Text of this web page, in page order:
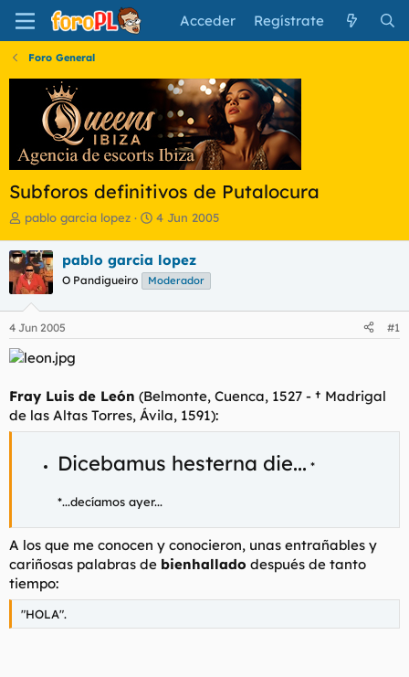
Acceder Regístrate
Foro General
Subforos definitivos de Putalocura
I
i
c
i
a
d
o
d
l
t
e
pablo garcia lopez
F
h
a
e
i
o
4 Jun 2005
pablo garcia lopez
O Pandigueiro Moderador
4 Jun 2005 #1
Fray Luis de León (Belmonte, Cuenca, 1527 - † Madrigal
de las Altas Torres, Ávila, 1591):
Dicebamus hesterna die... *
*...decíamos ayer...
A los que me conocen y conocieron, unas entrañables y
cariñosas palabras de bienhallado después de tanto
tiempo:
"HOLA".